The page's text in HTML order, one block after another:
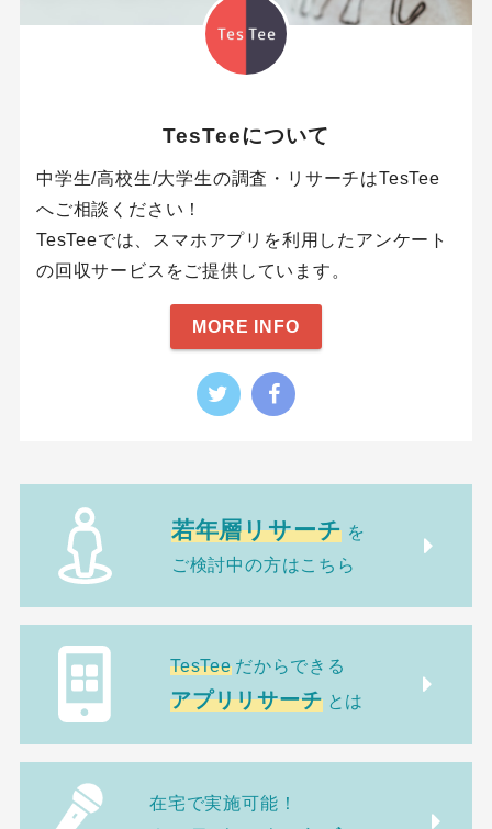
TesTeeについて
中学生/高校生/大学生の調査・リサーチはTesTee
へご相談ください！
TesTeeでは、スマホアプリを利用したアンケート
の回収サービスをご提供しています。
MORE INFO
若年層リサーチ を
ご検討中の方はこちら
TesTee だからできる
アプリリサーチ とは
在宅で実施可能！